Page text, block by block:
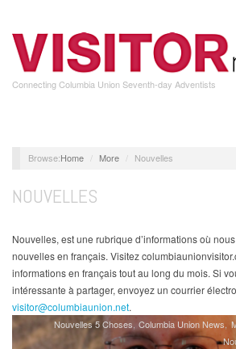
main
content
Connecting Columbia Union Seventh-day Adventists
Home More Nouvelles
NOUVELLES
Nouvelles, est une rubrique d’informations où
nouvelles en français. Visitez
informations en français tout au long du mois. Si
intéressante à partager, envoyez un courrier
visitor@columbiaunion.net.
Nouvelles 5 Choses Columbia Union News